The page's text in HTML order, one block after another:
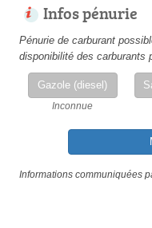
Infos pénurie
Pénurie de carburant
disponibilité des carburants
Gazole (diesel)
Inconnue
Informations communiquées